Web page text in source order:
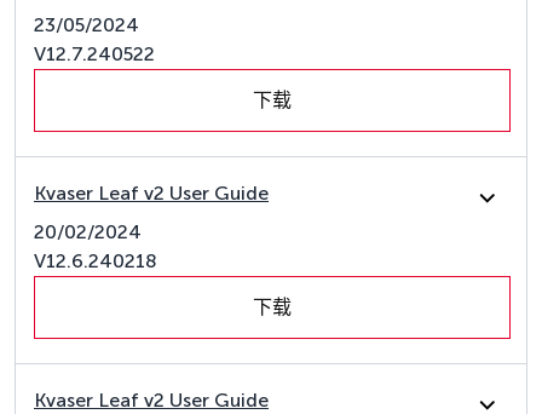
23/05/2024
V12.7.240522
下载
Kvaser Leaf v2 User Guide
20/02/2024
V12.6.240218
下载
Kvaser Leaf v2 User Guide